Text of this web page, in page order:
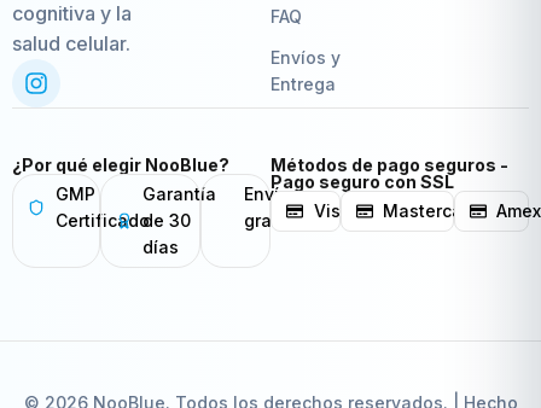
cognitiva y la
salud celular.
FAQ
Envíos y
Entrega
¿Por qué elegir NooBlue?
GMP
Certificado
Garantía
de 30
días
Envío
gratis
Métodos de pago seguros -
Pago seguro con SSL
Visa
Mastercard Amex
© 2026 NooBlue. Todos los derechos reservados. | Hecho